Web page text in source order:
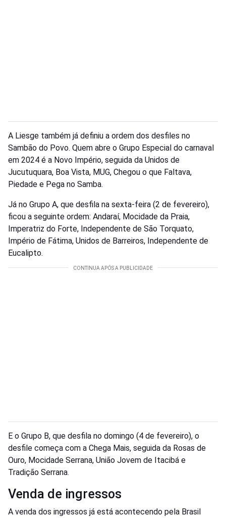
A Liesge também já definiu a ordem dos desfiles no
Sambão do Povo. Quem abre o Grupo Especial do carnaval
em 2024 é a Novo Império, seguida da Unidos de
Jucutuquara, Boa Vista, MUG, Chegou o que Faltava,
Piedade e Pega no Samba.
Já no Grupo A, que desfila na sexta-feira (2 de fevereiro),
ficou a seguinte ordem: Andaraí, Mocidade da Praia,
Imperatriz do Forte, Independente de São Torquato,
Império de Fátima, Unidos de Barreiros, Independente de
Eucalipto.
E o Grupo B, que desfila no domingo (4 de fevereiro), o
desfile começa com a Chega Mais, seguida da Rosas de
Ouro, Mocidade Serrana, União Jovem de Itacibá e
Tradição Serrana.
Venda de ingressos
A venda dos ingressos já está acontecendo pela Brasil